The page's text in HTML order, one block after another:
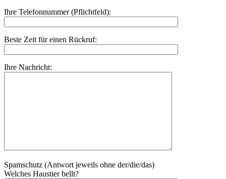
Ihre Telefonnummer (Pflichtfeld):
Beste Zeit für einen Rückruf:
Ihre Nachricht:
Spamschutz (Antwort jeweils ohne der/die/das)
Welches Haustier bellt?